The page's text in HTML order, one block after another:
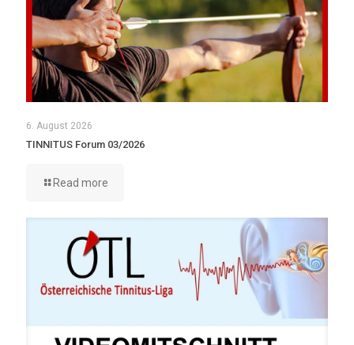
6. August 2026
TINNITUS Forum 03/2026
Read more